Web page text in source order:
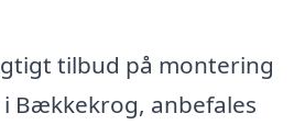
tilbud på montering
Bækkekrog, anbefales